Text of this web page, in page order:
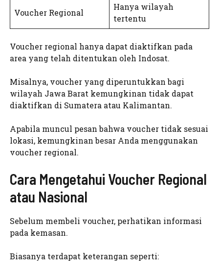
Voucher Regional
Hanya wilayah
tertentu
Voucher regional hanya dapat diaktifkan pada
area yang telah ditentukan oleh Indosat.
Misalnya, voucher yang diperuntukkan bagi
wilayah Jawa Barat kemungkinan tidak dapat
diaktifkan di Sumatera atau Kalimantan.
Apabila muncul pesan bahwa voucher tidak sesuai
lokasi, kemungkinan besar Anda menggunakan
voucher regional.
Cara Mengetahui Voucher Regional
atau Nasional
Sebelum membeli voucher, perhatikan informasi
pada kemasan.
Biasanya terdapat keterangan seperti: